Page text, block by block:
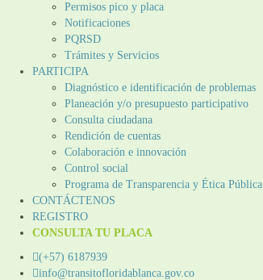
Permisos pico y placa
Notificaciones
PQRSD
Trámites y Servicios
PARTICIPA
Diagnóstico e identificación de problemas
Planeación y/o presupuesto participativo​
Consulta ciudadana
Rendición de cuentas
Colaboración e innovación
Control social
Programa de Transparencia y Ética Pública
CONTÁCTENOS
REGISTRO
CONSULTA TU PLACA
(+57) 6187939
info@transitofloridablanca.gov.co